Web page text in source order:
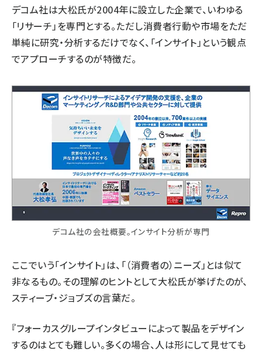
デコム社は大松氏が2004年に設立した企業で、いわゆる
「リサーチ」を専門とする。ただし消費者行動や市場をただ
単純に研究・分析するだけでなく、「インサイト」という観点
でアプローチするのが特徴だ。
デコム社の会社概要。インサイト分析が専門
ここでいう「インサイト」は、「（消費者の）ニーズ」とは似て
非なるもの。その理解のヒントとして大松氏が挙げたのが、
スティーブ・ジョブズの言葉だ。
『フォーカスグループインタビューによって製品をデザイン
するのはとても難しい。多くの場合、人は形にして見せても